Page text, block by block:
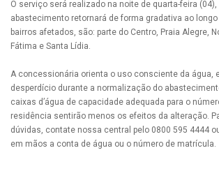
O serviço será realizado na noite de quarta-feira
abastecimento retornará de forma gradativa ao longo
bairros afetados, são: parte do Centro, Praia Alegre,
Fátima e Santa Lídia.
A concessionária orienta o uso consciente da água,
desperdício durante a normalização do
caixas d’água de capacidade adequada para o
residência sentirão menos os efeitos da alteração.
dúvidas, contate nossa central pelo 0800 595 4444
em mãos a conta de água ou o número de matrícula.